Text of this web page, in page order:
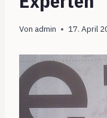
Von admin 17. April